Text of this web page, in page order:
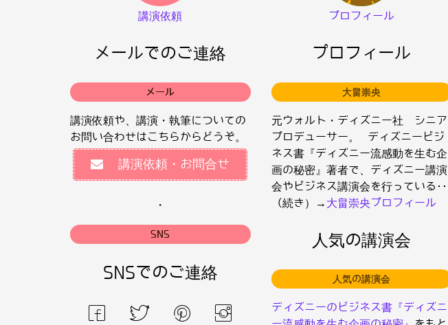
講演依頼
メールでのご連絡
メール
講演依頼や、講演・執筆についての
お問い合わせはこちらからどうぞ。
講演依頼・お問合せ
・
SNS
SNSでのご連絡
プロフィール
プロフィール
大畠崇央
元ウォルト・ディズニー社 シニア
プロデューサー。 ディズニービジ
ネス書『ディズニー流感動を生む企
画の秘密』著者で、ディズニー講演
会やビジネス講演会を行っている･･
（続き）→ 大畠崇央プロフィール
人気の講演会
人気の講演会
ディズニーのビジネス書『ディズニ